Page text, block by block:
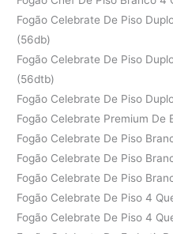
Fogão Celebrate De Piso
(56db)
Fogão Celebrate De Piso
(56dtb)
Fogão Celebrate De Piso
Fogão Celebrate Premium De
Fogão Celebrate De Piso
Fogão Celebrate De Piso
Fogão Celebrate De Piso
Fogão Celebrate De Piso 4
Fogão Celebrate De Piso 4